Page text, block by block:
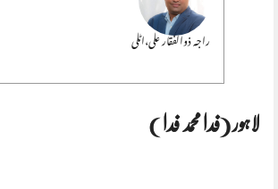
راجہ ذوالفقار علی،اٹلی
لاہور (فدا محمد فدا )